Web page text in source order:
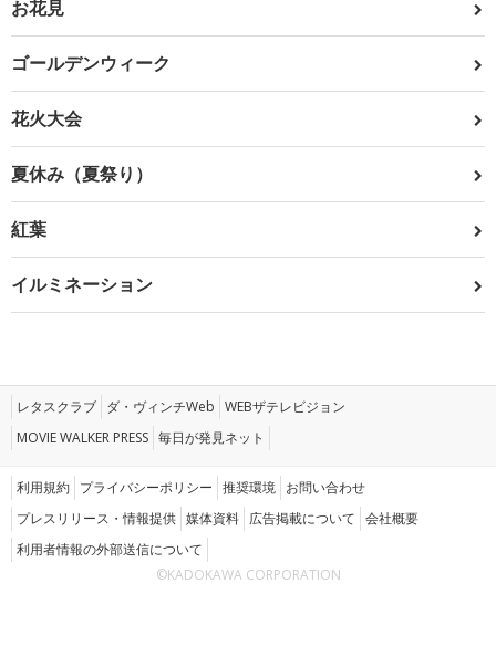
お花見
ゴールデンウィーク
花火大会
夏休み（夏祭り）
紅葉
イルミネーション
レタスクラブ ダ・ヴィンチWeb WEBザテレビジョン
MOVIE WALKER PRESS 毎日が発見ネット
利用規約 プライバシーポリシー 推奨環境 お問い合わせ
プレスリリース・情報提供 媒体資料 広告掲載について 会社概要
利用者情報の外部送信について
©KADOKAWA CORPORATION